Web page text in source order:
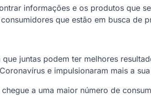
informações e os produtos que
que estão em busca de
juntas podem ter melhores
e impulsionaram mais a
a uma maior número de